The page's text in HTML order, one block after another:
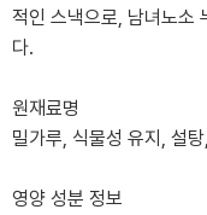
적인 스낵으로, 남녀노소
다.
원재료명
밀가루, 식물성 유지, 설
영양 성분 정보